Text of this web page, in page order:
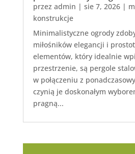
przez admin | sie 7, 2026|
konstrukcje
Minimalistyczne ogrody
miłośników elegancji i
elementów, który idealnie
przestrzenie, są pergole
w połączeniu z
czynią je doskonałym
pragną...